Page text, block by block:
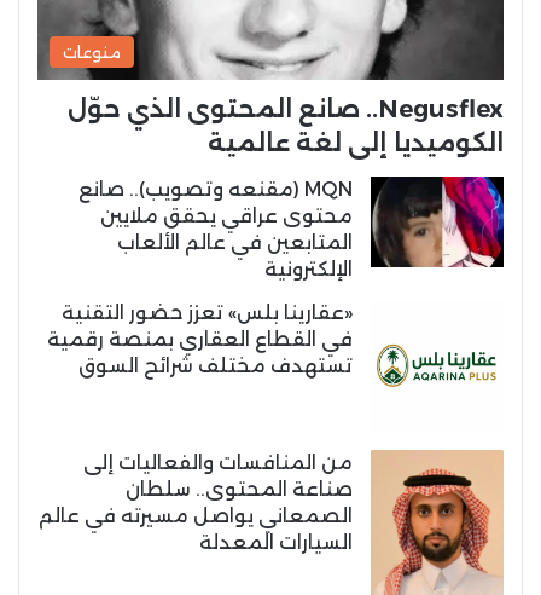
منوعات
Negusflex.. صانع المحتوى الذي حوّل
الكوميديا إلى لغة عالمية
MQN (مقنعه وتصويب).. صانع
محتوى عراقي يحقق ملايين
المتابعين في عالم الألعاب
الإلكترونية
«عقارينا بلس» تعزز حضور التقنية
في القطاع العقاري بمنصة رقمية
تستهدف مختلف شرائح السوق
من المنافسات والفعاليات إلى
صناعة المحتوى.. سلطان
الصمعاني يواصل مسيرته في عالم
السيارات المعدلة